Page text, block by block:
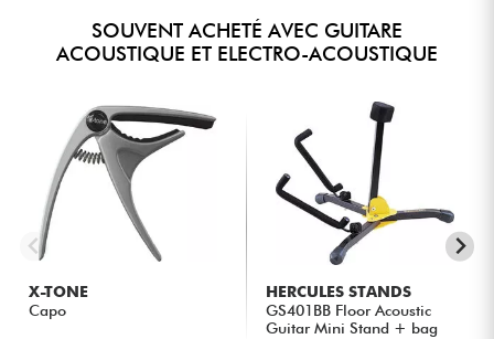
SOUVENT ACHETÉ AVEC GUITARE
ACOUSTIQUE ET ELECTRO-ACOUSTIQUE
X-TONE
Capo
HERCULES STANDS
GS401BB Floor Acoustic
Guitar Mini Stand + bag